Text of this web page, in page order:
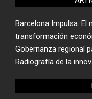
Barcelona Impulsa: El
transformación
Gobernanza regional
Radiografía de la